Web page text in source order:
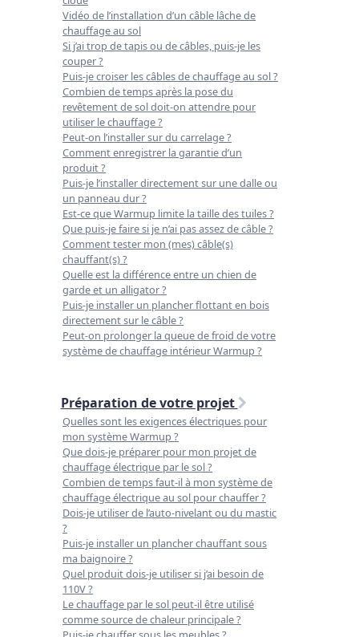
Vidéo de l’installation d’un câble lâche de
chauffage au sol
Si j’ai trop de tapis ou de câbles, puis-je les
couper ?
Puis-je croiser les câbles de chauffage au sol ?
Combien de temps après la pose du
revêtement de sol doit-on attendre pour
utiliser le chauffage ?
Peut-on l’installer sur du carrelage ?
Comment enregistrer la garantie d’un
produit ?
Puis-je l’installer directement sur une dalle ou
un panneau dur ?
Est-ce que Warmup limite la taille des tuiles ?
Que puis-je faire si je n’ai pas assez de câble ?
Comment tester mon (mes) câble(s)
chauffant(s) ?
Quelle est la différence entre un chien de
garde et un alligator ?
Puis-je installer un plancher flottant en bois
directement sur le câble ?
Peut-on prolonger la queue de froid de votre
système de chauffage intérieur Warmup ?
Préparation de votre projet
Quelles sont les exigences électriques pour
mon système Warmup ?
Que dois-je préparer pour mon projet de
chauffage électrique par le sol ?
Combien de temps faut-il à mon système de
chauffage électrique au sol pour chauffer ?
Dois-je utiliser de l’auto-nivelant ou du mastic
?
Puis-je installer un plancher chauffant sous
ma baignoire ?
Quel produit dois-je utiliser si j’ai besoin de
110V ?
Le chauffage par le sol peut-il être utilisé
comme source de chaleur principale ?